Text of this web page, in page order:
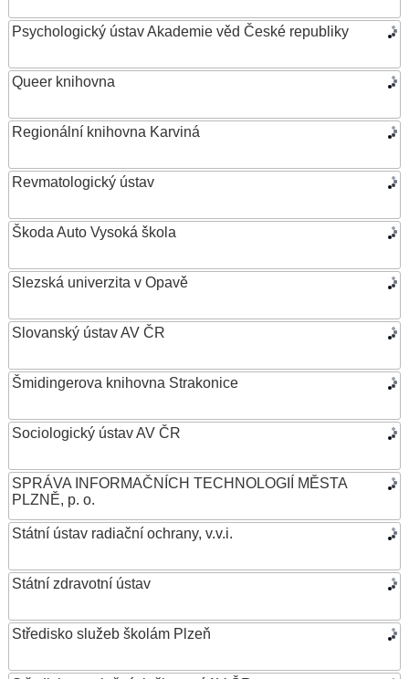
Psychologický ústav Akademie věd České republiky
Queer knihovna
Regionální knihovna Karviná
Revmatologický ústav
Škoda Auto Vysoká škola
Slezská univerzita v Opavě
Slovanský ústav AV ČR
Šmidingerova knihovna Strakonice
Sociologický ústav AV ČR
SPRÁVA INFORMAČNÍCH TECHNOLOGIÍ MĚSTA
PLZNĚ, p. o.
Státní ústav radiační ochrany, v.v.i.
Státní zdravotní ústav
Středisko služeb školám Plzeň